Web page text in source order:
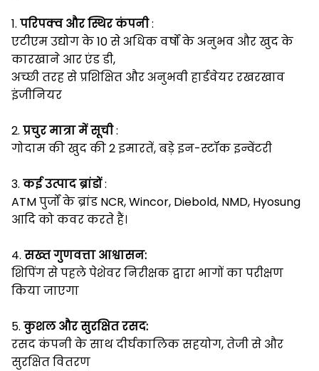
1. परिपक्व और स्थिर कंपनी:
एटीएम उद्योग के 10 से अधिक वर्षों के अनुभव और खुद के
कारखाने आर एंड डी,
अच्छी तरह से प्रशिक्षित और अनुभवी हार्डवेयर रखरखाव
इंजीनियर
2. प्रचुर मात्रा में सूची:
गोदाम की खुद की 2 इमारतें, बड़े इन-स्टॉक इन्वेंटरी
3. कई उत्पाद ब्रांडों:
ATM पुर्जों के ब्रांड NCR, Wincor, Diebold, NMD, Hyosung
आदि को कवर करते हैं।
4. सख्त गुणवत्ता आश्वासन:
शिपिंग से पहले पेशेवर निरीक्षक द्वारा भागों का परीक्षण
किया जाएगा
5. कुशल और सुरक्षित रसद:
रसद कंपनी के साथ दीर्घकालिक सहयोग, तेजी से और
सुरक्षित वितरण